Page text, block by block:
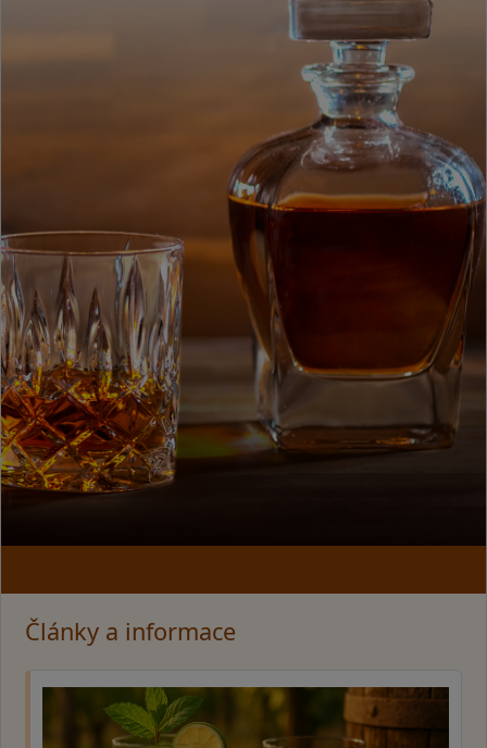
Články a informace